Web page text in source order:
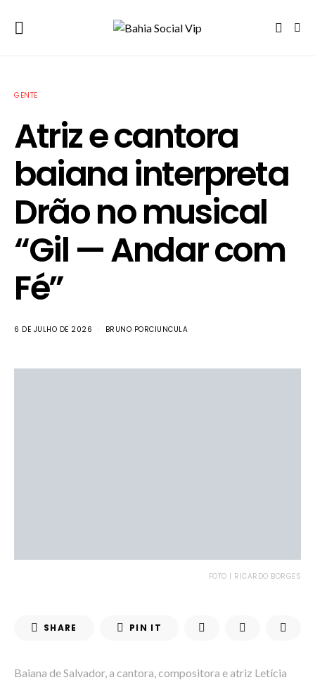
GENTE
Atriz e cantora
baiana interpreta
Drão no musical
“Gil — Andar com
Fé”
6 DE JULHO DE 2026 BRUNO PORCIUNCULA
FOTO | RICARDO BORGES
SHARE PIN IT
Baiana de Salvador, a cantora, compositora e atriz Letícia